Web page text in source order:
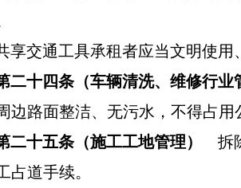
享交通工具承租者应当文明使用
二十四条（车辆清洗、维修行业
边路面整洁、无污水 ，不得占用
二十五条（施工工地管理）
拆
占道手续。